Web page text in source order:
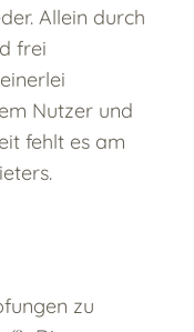
Allein durch
frei
Nutzer und
fehlt es am
zu